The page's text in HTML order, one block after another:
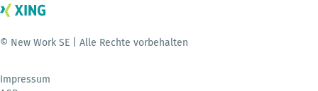
© New Work SE | Alle Rechte vorbehalten
Impressum